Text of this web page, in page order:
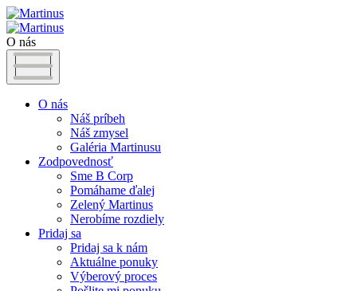
O nás
O nás
Náš príbeh
Náš zmysel
Galéria Martinusu
Zodpovednosť
Sme B Corp
Pomáhame ďalej
Zelený Martinus
Nerobíme rozdiely
Pridaj sa
Pridaj sa k nám
Aktuálne ponuky
Výberový proces